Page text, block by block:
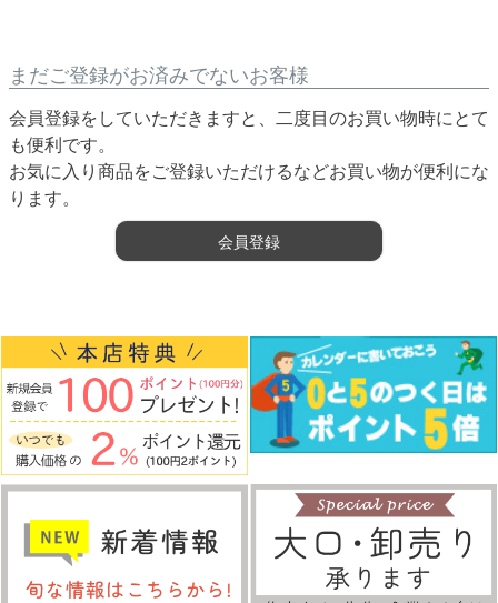
まだご登録がお済みでないお客様
会員登録をしていただきますと、二度目のお買い物時にとて
も便利です。
お気に入り商品をご登録いただけるなどお買い物が便利にな
ります。
会員登録